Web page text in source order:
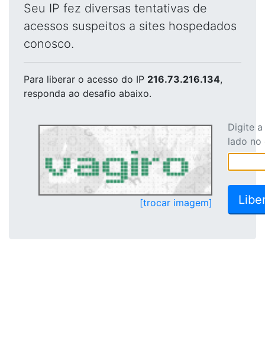
Seu IP fez diversas tentativas de
acessos suspeitos a sites hospedados
conosco.
Para liberar o acesso do IP 216.73.216.134,
responda ao desafio abaixo.
[trocar imagem]
Digite
lado no